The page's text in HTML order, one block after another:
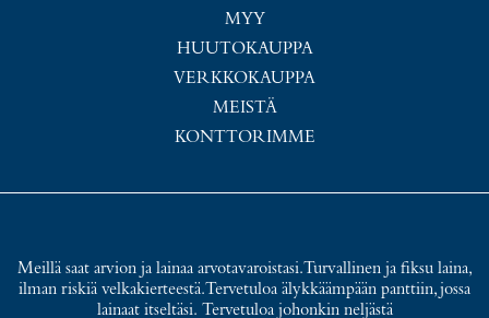
MYY
HUUTOKAUPPA
VERKKOKAUPPA
MEISTÄ
KONTTORIMME
Meillä saat arvion ja lainaa arvotavaroistasi. Turvallinen ja fiksu laina,
ilman riskiä velkakierteestä. Tervetuloa älykkäämpään panttiin, jossa
lainaat itseltäsi. Tervetuloa johonkin neljästä